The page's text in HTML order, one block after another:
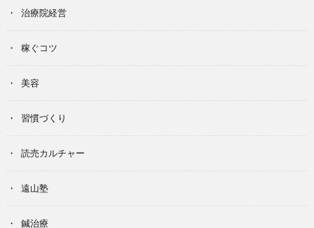
治療院経営
稼ぐコツ
美容
習慣づくり
読売カルチャー
遠山塾
鍼治療